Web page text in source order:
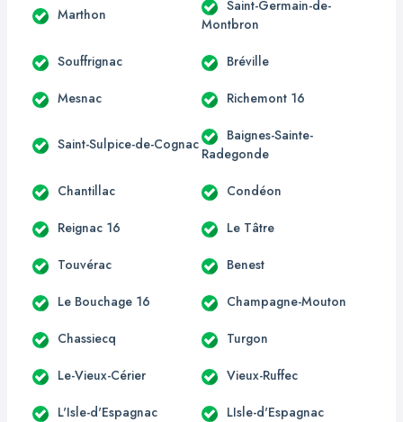
Marthon
Saint-Germain-de-
Montbron
Souffrignac Bréville
Mesnac Richemont 16
Saint-Sulpice-de-Cognac
Baignes-Sainte-
Radegonde
Chantillac Condéon
Reignac 16 Le Tâtre
Touvérac Benest
Le Bouchage 16 Champagne-Mouton
Chassiecq Turgon
Le-Vieux-Cérier Vieux-Ruffec
L'Isle-d'Espagnac LIsle-d'Espagnac